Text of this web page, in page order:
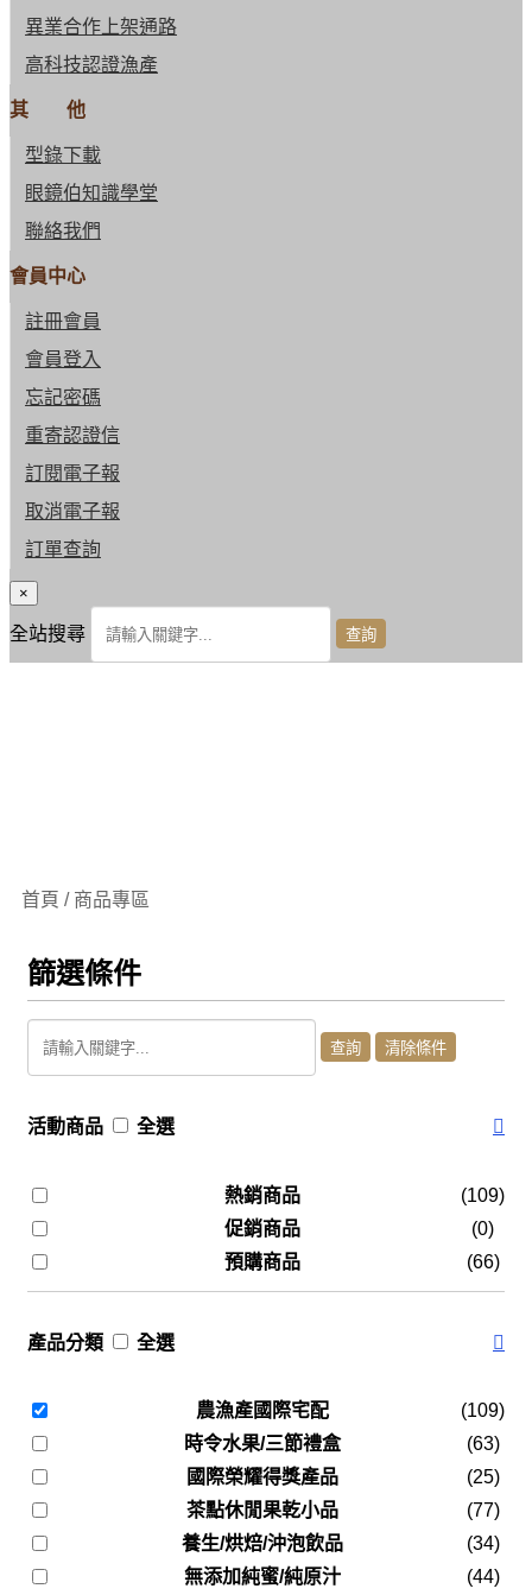
異業合作上架通路
高科技認證漁產
其 他
型錄下載
眼鏡伯知識學堂
聯絡我們
會員中心
註冊會員
會員登入
忘記密碼
重寄認證信
訂閱電子報
取消電子報
訂單查詢
×
全站搜尋
首頁 / 商品專區
篩選條件
活動商品 全選
熱銷商品
(109)
促銷商品
(0)
預購商品
(66)
產品分類 全選
農漁產國際宅配
(109)
時令水果/三節禮盒
(63)
國際榮耀得獎產品
(25)
茶點休閒果乾小品
(77)
養生/烘焙/沖泡飲品
(34)
無添加純蜜/純原汁
(44)